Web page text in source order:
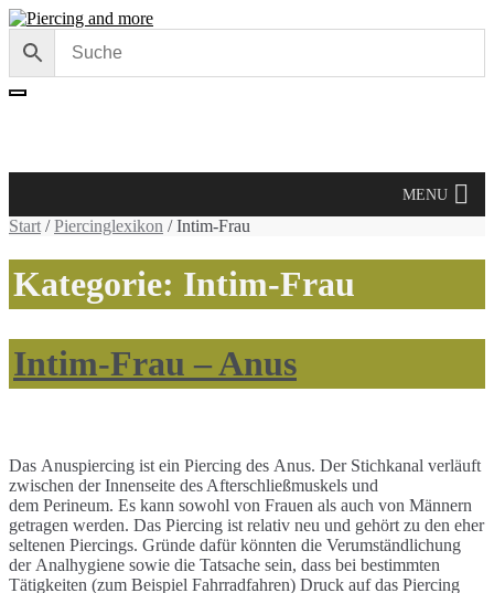
Skip
navigation
Skip
content
MENU
Start /Piercinglexikon / Intim-Frau
Kategorie: Intim-Frau
Intim-Frau – Anus
Das Anuspiercing ist ein Piercing des Anus. Der Stichkanal verläuft
zwischen der Innenseite des Afterschließmuskels und
dem Perineum. Es kann sowohl von Frauen als auch von Männern
getragen werden. Das Piercing ist relativ neu und gehört zu den eher
seltenen Piercings. Gründe dafür könnten die Verumständlichung
der Analhygiene sowie die Tatsache sein, dass bei bestimmten
Tätigkeiten (zum Beispiel Fahrradfahren) Druck auf das Piercing